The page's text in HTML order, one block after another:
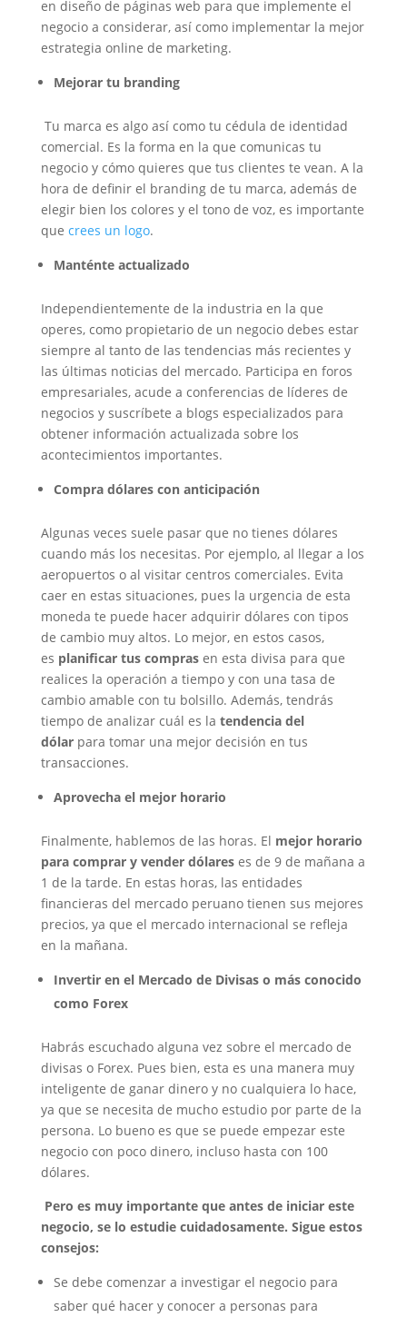
en diseño de páginas web para que implemente el
negocio a considerar, así como implementar la mejor
estrategia online de marketing.
Mejorar tu branding
Tu marca es algo así como tu cédula de identidad
comercial. Es la forma en la que comunicas tu
negocio y cómo quieres que tus clientes te vean. A la
hora de definir el branding de tu marca, además de
elegir bien los colores y el tono de voz, es importante
que crees un logo.
Manténte actualizado
Independientemente de la industria en la que
operes, como propietario de un negocio debes estar
siempre al tanto de las tendencias más recientes y
las últimas noticias del mercado. Participa en foros
empresariales, acude a conferencias de líderes de
negocios y suscríbete a blogs especializados para
obtener información actualizada sobre los
acontecimientos importantes.
Compra dólares con anticipación
Algunas veces suele pasar que no tienes dólares
cuando más los necesitas. Por ejemplo, al llegar a los
aeropuertos o al visitar centros comerciales. Evita
caer en estas situaciones, pues la urgencia de esta
moneda te puede hacer adquirir dólares con tipos
de cambio muy altos. Lo mejor, en estos casos,
es planificar tus compras en esta divisa para que
realices la operación a tiempo y con una tasa de
cambio amable con tu bolsillo. Además, tendrás
tiempo de analizar cuál es la tendencia del
dólarpara tomar una mejor decisión en tus
transacciones.
Aprovecha el mejor horario
Finalmente, hablemos de las horas. El mejor horario
para comprar y vender dólareses de 9 de mañana a
1 de la tarde. En estas horas, las entidades
financieras del mercado peruano tienen sus mejores
precios, ya que el mercado internacional se refleja
en la mañana.
Invertir en el Mercado de Divisas o más conocido
como Forex
Habrás escuchado alguna vez sobre el mercado de
divisas o Forex. Pues bien, esta es una manera muy
inteligente de ganar dinero y no cualquiera lo hace,
ya que se necesita de mucho estudio por parte de la
persona. Lo bueno es que se puede empezar este
negocio con poco dinero, incluso hasta con 100
dólares.
Pero es muy importante que antes de iniciar este
negocio, se lo estudie cuidadosamente. Sigue estos
consejos:
Se debe comenzar a investigar el negocio para
saber qué hacer y conocer a personas para